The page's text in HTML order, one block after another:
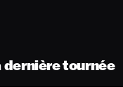
dernière tournée